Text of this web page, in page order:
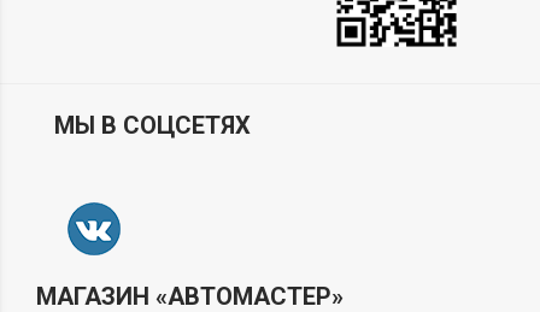
МЫ В СОЦСЕТЯХ
МАГАЗИН «АВТОМАСТЕР»